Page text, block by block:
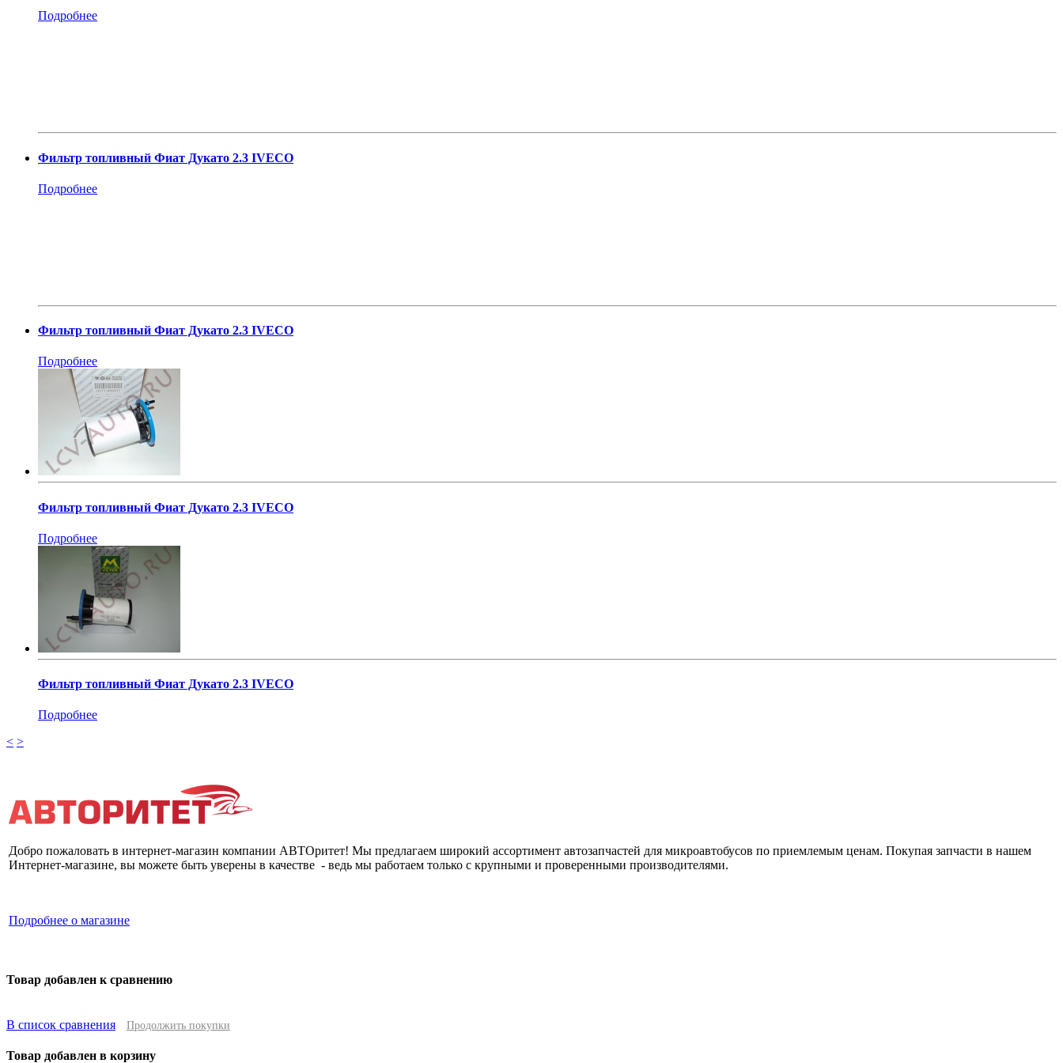
Подробнее
Фильтр топливный Фиат Дукато 2.3 IVECO
Подробнее
Фильтр топливный Фиат Дукато 2.3 IVECO
Подробнее
Фильтр топливный Фиат Дукато 2.3 IVECO
Подробнее
Фильтр топливный Фиат Дукато 2.3 IVECO
Подробнее
< >
Добро пожаловать в интернет-магазин компании АВТОритет! Мы предлагаем широкий ассортимент автозапчастей для микроавтобусов по приемлемым ценам. Покупая запчасти в нашем
Интернет-магазине, вы можете быть уверены в качестве - ведь мы работаем только с крупными и проверенными производителями.
Подробнее о магазине
Товар добавлен к сравнению
В список сравнения Продолжить покупки
Товар добавлен в корзину